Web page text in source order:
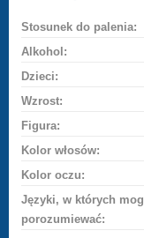
Stosunek do palenia:
Alkohol:
Dzieci:
Wzrost:
Figura:
Kolor włosów:
Kolor oczu:
Języki, w których
porozumiewać: